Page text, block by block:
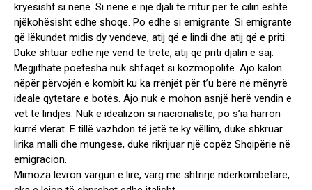
kryesisht si nënë. Si nënë e një djali të rritur për të cilin është
njëkohësisht edhe shoqe. Po edhe si emigrante. Si emigrante
që lëkundet midis dy vendeve, atij që e lindi dhe atij që e priti.
Duke shtuar edhe një vend të tretë, atij që priti djalin e saj.
Megjithatë poetesha nuk shfaqet si kozmopolite. Ajo kalon
nëpër përvojën e kombit ku ka rrënjët për t’u bërë në mënyrë
ideale qytetare e botës. Ajo nuk e mohon asnjë herë vendin e
vet të lindjes. Nuk e idealizon si nacionaliste, po s’ia harron
kurrë vlerat. E tillë vazhdon të jetë te ky vëllim, duke shkruar
lirika malli dhe mungese, duke rikrijuar një copëz Shqipërie në
emigracion.
Mimoza lëvron vargun e lirë, varg me shtrirje ndërkombëtare,